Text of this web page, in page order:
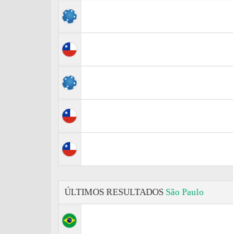
ÚLTIMOS RESULTADOS São Paulo